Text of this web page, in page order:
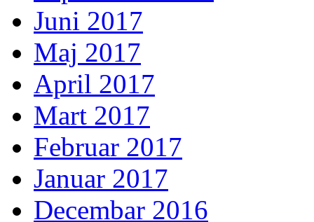
Juni 2017
Maj 2017
April 2017
Mart 2017
Februar 2017
Januar 2017
Decembar 2016